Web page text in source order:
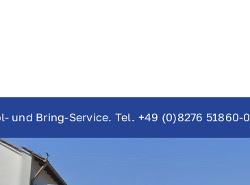
und Bring-Service. Tel. +49 (0)8276 51860-0